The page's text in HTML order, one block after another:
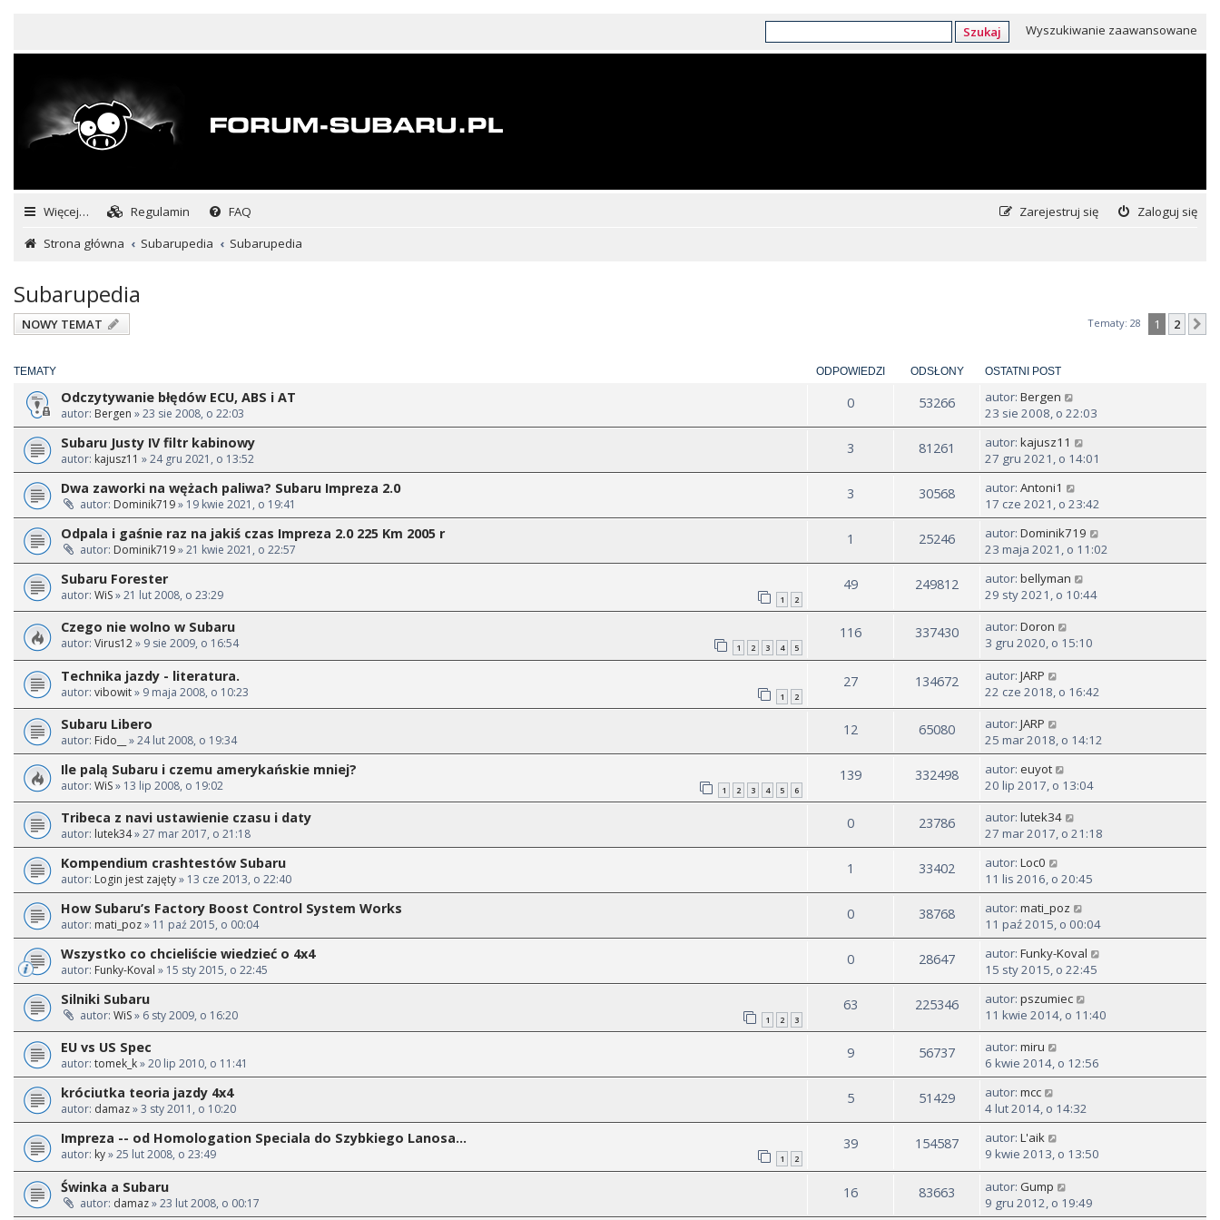
Szukaj Wyszukiwanie zaawansowane
Więcej… Regulamin FAQ Zaloguj się
Zarejestruj się
Strona główna
Subarupedia Subarupedia
Subarupedia
NOWY TEMAT Tematy: 28 1 2
TEMATY ODPOWIEDZI ODSŁONY OSTATNI POST
Odczytywanie błędów ECU, ABS i AT
autor: Bergen » 23 sie 2008, o 22:03
0 53266 autor: Bergen
23 sie 2008, o 22:03
Subaru Justy IV filtr kabinowy
autor: kajusz11 » 24 gru 2021, o 13:52
3 81261 autor: kajusz11
27 gru 2021, o 14:01
Dwa zaworki na wężach paliwa? Subaru Impreza 2.0
autor: Dominik719» 19 kwie 2021, o 19:41
3 30568 autor: Antoni1
17 cze 2021, o 23:42
Odpala i gaśnie raz na jakiś czas Impreza 2.0 225 Km 2005 r
autor: Dominik719» 21 kwie 2021, o 22:57
1 25246 autor: Dominik719
23 maja 2021, o 11:02
Subaru Forester
autor: WiS» 21 lut 2008, o 23:29 1 2
49 249812 autor: bellyman
29 sty 2021, o 10:44
Czego nie wolno w Subaru
autor: Virus12» 9 sie 2009, o 16:54 1 2 3 4 5
116 337430 autor: Doron
3 gru 2020, o 15:10
Technika jazdy - literatura.
autor: vibowit» 9 maja 2008, o 10:23 1 2
27 134672 autor: JARP
22 cze 2018, o 16:42
Subaru Libero
autor: Fido__ » 24 lut 2008, o 19:34
12 65080 autor: JARP
25 mar 2018, o 14:12
Ile palą Subaru i czemu amerykańskie mniej?
autor: WiS» 13 lip 2008, o 19:02 1 2 3 4 5 6
139 332498 autor: euyot
20 lip 2017, o 13:04
Tribeca z navi ustawienie czasu i daty
autor: lutek34» 27 mar 2017, o 21:18
0 23786 autor: lutek34
27 mar 2017, o 21:18
Kompendium crashtestów Subaru
autor: Login jest zajęty» 13 cze 2013, o 22:40
1 33402 autor: Loc0
11 lis 2016, o 20:45
How Subaru’s Factory Boost Control System Works
autor: mati_poz» 11 paź 2015, o 00:04
0 38768 autor: mati_poz
11 paź 2015, o 00:04
Wszystko co chcieliście wiedzieć o 4x4
autor: Funky-Koval » 15 sty 2015, o 22:45
0 28647 autor: Funky-Koval
15 sty 2015, o 22:45
Silniki Subaru
autor: WiS» 6 sty 2009, o 16:20 1 2 3
63 225346 autor: pszumiec
11 kwie 2014, o 11:40
EU vs US Spec
autor: tomek_k» 20 lip 2010, o 11:41
9 56737 autor: miru
6 kwie 2014, o 12:56
króciutka teoria jazdy 4x4
autor: damaz» 3 sty 2011, o 10:20
5 51429 autor: mcc
4 lut 2014, o 14:32
Impreza -- od Homologation Speciala do Szybkiego Lanosa...
autor: ky» 25 lut 2008, o 23:49 1 2
39 154587 autor: L'aik
9 kwie 2013, o 13:50
Świnka a Subaru
autor: damaz» 23 lut 2008, o 00:17
16 83663 autor: Gump
9 gru 2012, o 19:49